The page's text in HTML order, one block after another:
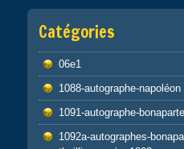
Catégories
06e1
1088-autographe-napoléon
1091-autographe-
1092a-autographes-